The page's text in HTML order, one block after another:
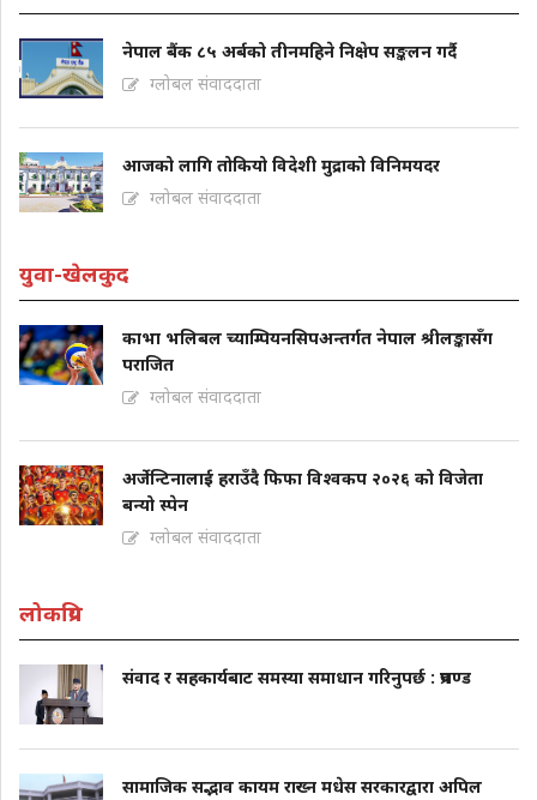
नेपाल बैंक ८५ अर्बको तीनमहिने निक्षेप सङ्कलन गर्दै
ग्लोबल संवाददाता
आजको लागि तोकियो विदेशी मुद्राको विनिमयदर
ग्लोबल संवाददाता
युवा-खेलकुद
काभा भलिबल च्याम्पियनसिपअन्तर्गत नेपाल श्रीलङ्कासँग
पराजित
ग्लोबल संवाददाता
अर्जेन्टिनालाई हराउँदै फिफा विश्वकप २०२६ को विजेता
बन्यो स्पेन
ग्लोबल संवाददाता
लोकप्रिय
संवाद र सहकार्यबाट समस्या समाधान गरिनुपर्छ : प्रचण्ड
सामाजिक सद्भाव कायम राख्न मधेस सरकारद्वारा अपिल